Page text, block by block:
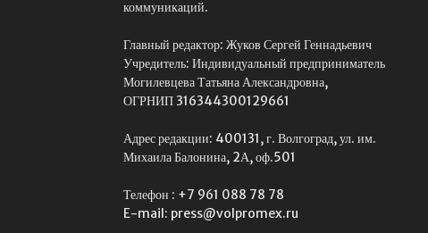
коммуникаций.
Главный редактор: Жуков Сергей Геннадьевич
Учредитель: Индивидуальный предприниматель
Могилевцева Татьяна Александровна,
ОГРНИП 316344300129661
Адрес редакции: 400131, г. Волгоград, ул. им.
Михаила Балонина, 2А, оф.501
Телефон : +7 961 088 78 78
E-mail: press@volpromex.ru